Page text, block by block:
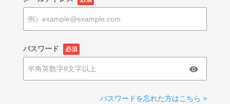
パスワード 必須
パスワードを忘れた方はこちら >